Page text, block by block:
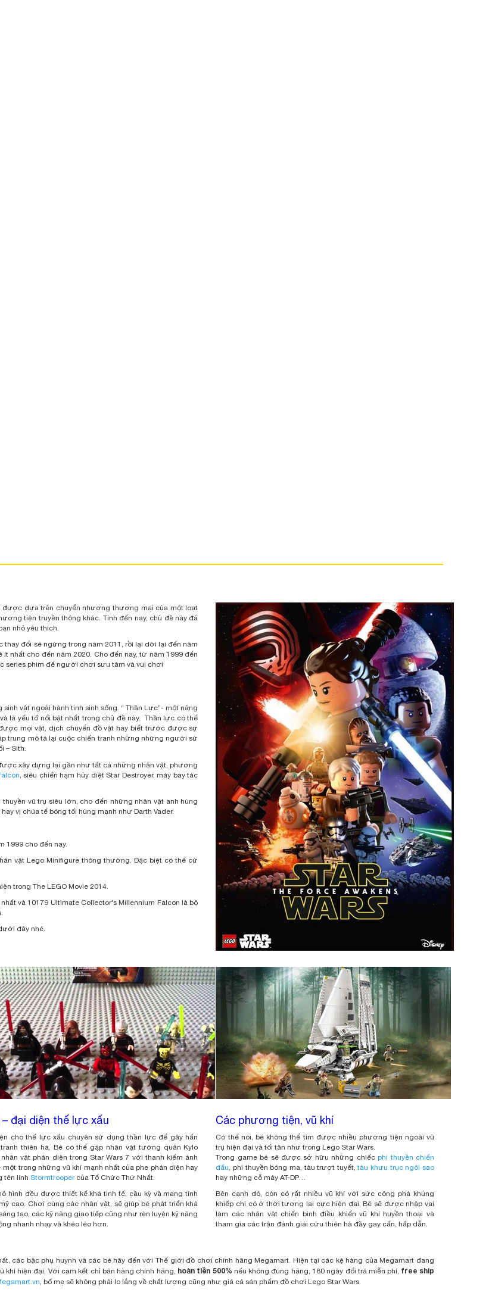
được dựa trên chuyển nhượng thương mại của một loạt
tiện truyền thông khác. Tính đến nay, chủ đề này đã
nhỏ yêu thích.
đổi sẽ ngừng trong năm 2011, rồi lại dời lại đến năm
nhất cho đến năm 2020. Cho đến nay, từ năm 1999 đến
series phim để người chơi sưu tâm và vui chơi
vật ngoài hành tinh sinh sống. “ Thần Lực”- một năng
yếu tố nổi bật nhất trong chủ đề này. Thần lực có thể
mọi vật, dịch chuyển đồ vật hay biết trước được sự
trung mô tả lại cuộc chiến tranh những những người sử
– Sith.
xây dựng lại gần như tất cả những nhân vật, phương
, siêu chiến hạm hủy diệt Star Destroyer, máy bay tác
vũ trụ siêu lớn, cho đến những nhân vật anh hùng
vị chúa tể bóng tối hùng mạnh như Darth Vader.
1999 cho đến nay.
vật Lego Minifigure thông thường. Đặc biệt có thể cử
trong The LEGO Movie 2014.
và 10179 Ultimate Collector's Millennium Falcon là bộ
đây nhé.
– đại diện thế lực xấu
cho thế lực xấu chuyên sử dụng thần lực để gây hấn
tranh thiên hà. Bé có thể gặp nhân vật tướng quân Kylo
vật phản diện trong Star Wars 7 với thanh kiếm ánh
một trong những vũ khí mạnh nhất của phe phản diện hay
tên lính Stormtroopercủa Tổ Chức Thứ Nhất.
hình đều được thiết kế khá tinh tế, cầu kỳ và mang tính
cao. Chơi cùng các nhân vật, sẽ giúp bé phát triển khả
tạo, các kỹ năng giao tiếp cũng như rèn luyện kỹ năng
nhanh nhạy và khéo léo hơn.
Các phương tiện, vũ khí
Có thể nói, bé không thể tìm được nhiều phương tiện ngoài vũ
trụ hiện đại và tối tân như trong Lego Star Wars.
Trong game bé sẽ được sở hữu những chiếcphi thuyền chiến
đấu, phi thuyền bóng ma, tàu trượt tuyết,tàu khưu trục ngôi sao
hay những cỗ máy AT-DP…
Bên cạnh đó, còn có rất nhiều vũ khí với sức công phá khủng
khiếp chỉ có ở thời tương lai cực hiện đại. Bé sẽ được nhập vai
làm các nhân vật chiến binh điều khiển vũ khí huyền thoại và
tham gia các trận đánh giải cứu thiên hà đầy gay cấn, hấp dẫn.
các bậc phụ huynh và các bé hãy đến với Thế giới đồ chơi chính hãng Megamart. Hiện tại các kệ hàng của Megamart đang
khí hiện đại. Với cam kết chỉ bán hàng chính hãng, hoàn tiền 500% nếu không đúng hãng, 180 ngày đổi trả miễn phí, free ship
, bố mẹ sẽ không phải lo lắng về chất lượng cũng như giá cả sản phẩm đồ chơi Lego Star Wars.